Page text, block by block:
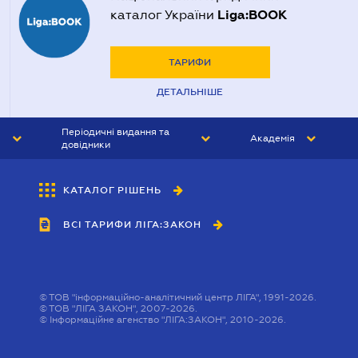
каталог України Liga:BOOK
ТАРИФИ
ДЕТАЛЬНІШЕ
Періодичні видання та
довідники
БУХГАЛТЕР&ЗАКОН
ВІСНИК МСФЗ
Академія
КАТАЛОГ РІШЕНЬ
ВСІ ТАРИФИ ЛІГА:ЗАКОН
©ТОВ "інформаційно-аналітичний центр ЛІГА", 1991-2026.
©ТОВ "ЛІГА ЗАКОН", 2007-2026.
© Інформаційне агенство "ЛІГА:ЗАКОН", 2010-2026.